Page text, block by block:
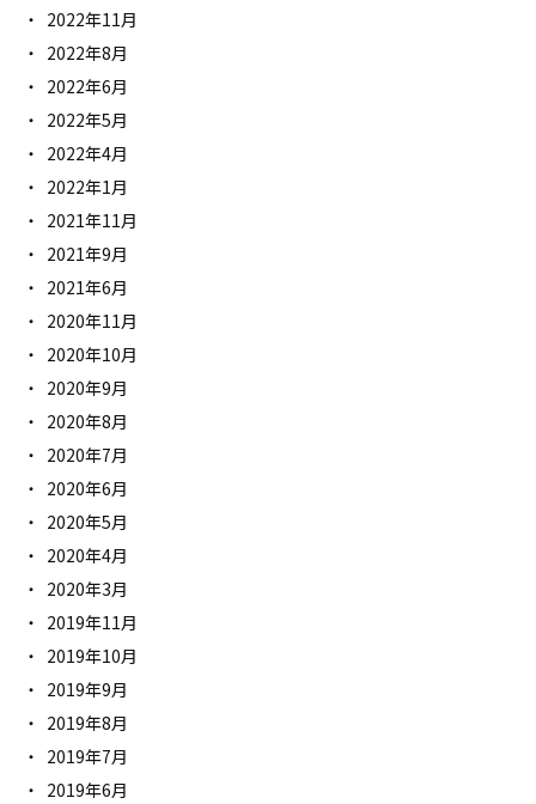
2022年11月
2022年8月
2022年6月
2022年5月
2022年4月
2022年1月
2021年11月
2021年9月
2021年6月
2020年11月
2020年10月
2020年9月
2020年8月
2020年7月
2020年6月
2020年5月
2020年4月
2020年3月
2019年11月
2019年10月
2019年9月
2019年8月
2019年7月
2019年6月